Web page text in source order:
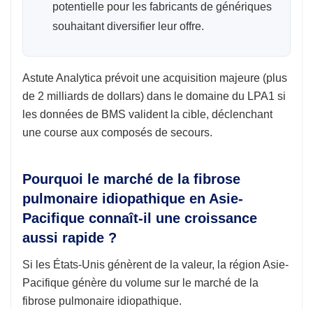
potentielle pour les fabricants de génériques
souhaitant diversifier leur offre.
Astute Analytica prévoit une acquisition majeure (plus
de 2 milliards de dollars) dans le domaine du LPA1 si
les données de BMS valident la cible, déclenchant
une course aux composés de secours.
Pourquoi le marché de la fibrose
pulmonaire idiopathique en Asie-
Pacifique connaît-il une croissance
aussi rapide ?
Si les États-Unis génèrent de la valeur, la région Asie-
Pacifique génère du volume sur le marché de la
fibrose pulmonaire idiopathique.